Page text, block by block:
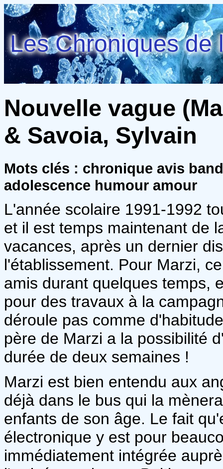
Les Chroniques de
Nouvelle vague
& Savoia, Sylvain
Mots clés : chronique avis
adolescence humour amour
L'année scolaire 1991-1992
et il est temps maintenant de
vacances, après un dernier
l'établissement. Pour Marzi,
amis durant quelques temps,
pour des travaux à la
déroule pas comme
père de Marzi a la possibilité
durée de deux semaines !
Marzi est bien entendu aux
déjà dans le bus qui la
enfants de son âge. Le fait
électronique y est pour
immédiatement intégrée